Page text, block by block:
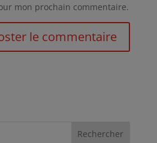
mon prochain commentaire.